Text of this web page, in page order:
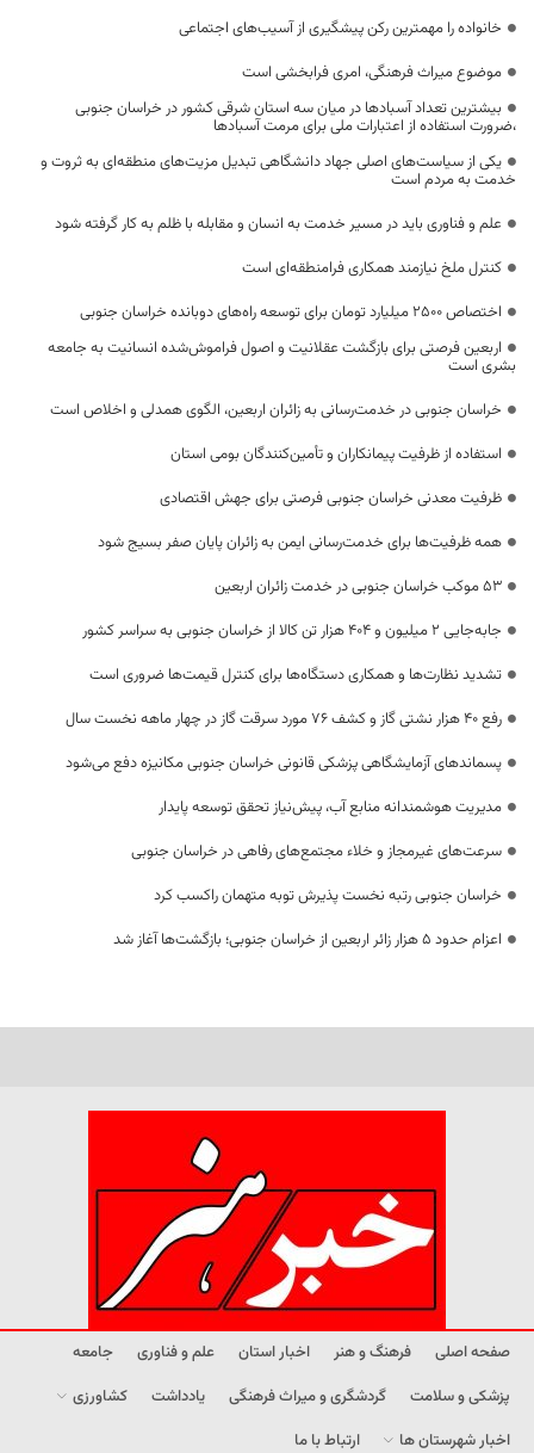
خانواده را مهمترین رکن پیشگیری از آسیب‌های اجتماعی
موضوع میراث فرهنگی، امری فرابخشی است
بیشترین تعداد آسبادها در میان سه استان شرقی کشور در خراسان جنوبی
،ضرورت استفاده از اعتبارات ملی برای مرمت آسبادها
یکی از سیاست‌های اصلی جهاد دانشگاهی تبدیل مزیت‌های منطقه‌ای به ثروت و
خدمت به مردم است
علم و فناوری باید در مسیر خدمت به انسان و مقابله با ظلم به کار گرفته شود
کنترل ملخ نیازمند همکاری فرامنطقه‌ای است
اختصاص 2500 میلیارد تومان برای توسعه راه‌های دوبانده خراسان جنوبی
اربعین فرصتی برای بازگشت عقلانیت و اصول فراموش‌شده انسانیت به جامعه
بشری است
خراسان جنوبی در خدمت‌رسانی به زائران اربعین، الگوی همدلی و اخلاص است
استفاده از ظرفیت پیمانکاران و تأمین‌کنندگان بومی استان
ظرفیت معدنی خراسان جنوبی فرصتی برای جهش اقتصادی
همه ظرفیت‌ها برای خدمت‌رسانی ایمن به زائران پایان صفر بسیج شود
53 موکب خراسان جنوبی در خدمت زائران اربعین
جابه‌جایی 2 میلیون و 404 هزار تن کالا از خراسان جنوبی به سراسر کشور
تشدید نظارت‌ها و همکاری دستگاه‌ها برای کنترل قیمت‌ها ضروری است
رفع 40 هزار نشتی گاز و کشف 76 مورد سرقت گاز در چهار ماهه نخست سال
پسماندهای آزمایشگاهی پزشکی قانونی خراسان جنوبی مکانیزه دفع می‌شود
مدیریت هوشمندانه منابع آب، پیش‌نیاز تحقق توسعه پایدار
سرعت‌های غیرمجاز و خلاء مجتمع‌های رفاهی در خراسان جنوبی
خراسان جنوبی رتبه نخست پذیرش توبه متهمان راکسب کرد
اعزام حدود 5 هزار زائر اربعین از خراسان جنوبی؛ بازگشت‌ها آغاز شد
صفحه اصلی فرهنگ و هنر اخبار استان علم و فناوری
جامعه
پزشکی و سلامت
گردشگری و میراث فرهنگی یادداشت
کشاورزی
اخبار شهرستان ها
ارتباط با ما